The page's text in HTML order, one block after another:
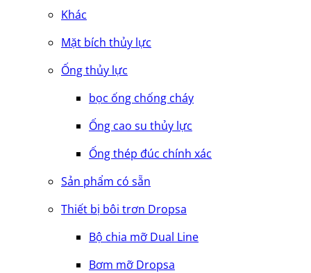
Khác
Mặt bích thủy lực
Ống thủy lực
bọc ống chống cháy
Ống cao su thủy lực
Ống thép đúc chính xác
Sản phẩm có sẵn
Thiết bị bôi trơn Dropsa
Bộ chia mỡ Dual Line
Bơm mỡ Dropsa